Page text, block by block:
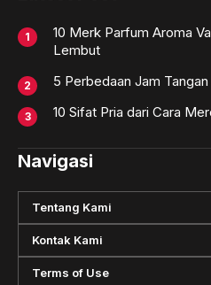
10 Merk Parfum Aroma
Lembut
5 Perbedaan Jam
10 Sifat Pria dari Cara
Navigasi
Tentang Kami
Kontak Kami
Terms of Use